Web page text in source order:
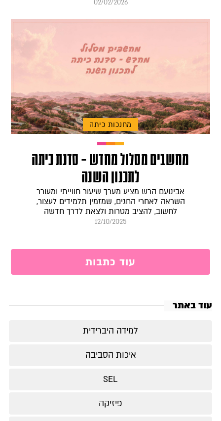
02/02/2026
מחנכות כיתה
מחשבים מסלול מחדש – סדנת כיתה
לתכנון השנה
אבינועם הרש מציע מערך שיעור חווייתי ומעורר
השראה לאחרי החגים, שמזמין תלמידים לעצור,
לחשוב, להציב מטרות ולצאת לדרך חדשה
12/10/2025
עוד כתבות
עוד באתר
למידה היברידית
איכות הסביבה
SEL
פיזיקה